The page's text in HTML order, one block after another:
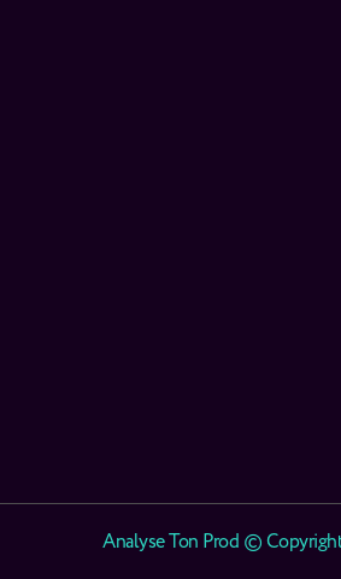
Analyse Ton Prod ©